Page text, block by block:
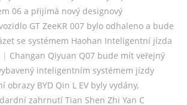
06 a přijímá nový designový
GT ZeeKR 007 bylo odhaleno a bude
se systémem Haohan Inteligentní jízda
| Changan Qiyuan Q07 bude mít veřejný
inteligentním systémem jízdy
obrazy BYD Qin L EV byly vydány,
zahrnutí Tian Shen Zhi Yan C